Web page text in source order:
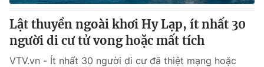
Tư vấn
Chuyên mục khác
Emagazine Podcast
Lật thuyền ngoài khơi Hy Lạp, ít nhất 30
người di cư tử vong hoặc mất tích
VTV.vn - Ít nhất 30 người di cư đã thiệt mạng hoặc